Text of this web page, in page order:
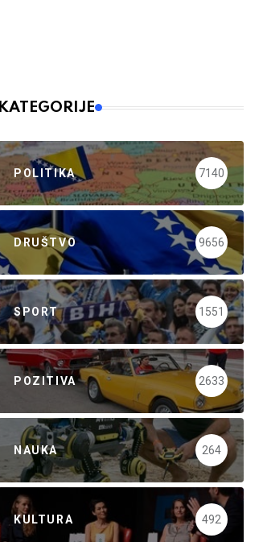
KATEGORIJE
POLITIKA 7140
DRUŠTVO 9656
SPORT 1551
POZITIVA 2633
NAUKA 264
KULTURA 492